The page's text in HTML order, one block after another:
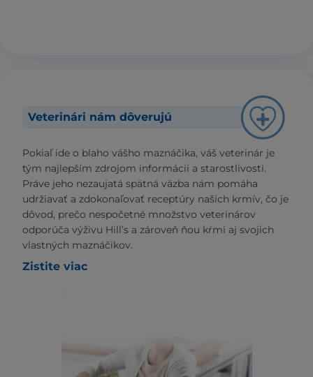
Veterinári nám dôverujú
Pokiaľ ide o blaho vášho maznáčika, váš veterinár je
tým najlepším zdrojom informácií a starostlivosti.
Práve jeho nezaujatá spätná väzba nám pomáha
udržiavať a zdokonaľovať receptúry našich krmív, čo je
dôvod, prečo nespočetné množstvo veterinárov
odporúča výživu Hill’s a zároveň ňou kŕmi aj svojich
vlastných maznáčikov.
Zistite viac